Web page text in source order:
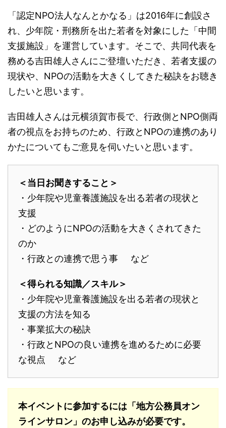
「認定NPO法人なんとかなる」は2016年に創設さ
れ、少年院・刑務所を出た若者を対象にした「中間
支援施設」を運営しています。そこで、共同代表を
務める吉田雄人さんにご登壇いただき、若者支援の
現状や、NPOの活動を大きくしてきた秘訣をお聴き
したいと思います。
吉田雄人さんは元横須賀市長で、行政側とNPO側両
者の視点をお持ちのため、行政とNPOの連携のあり
かたについてもご意見を伺いたいと思います。
＜当日お聞きすること＞
・少年院や児童養護施設を出る若者の現状と
支援
・どのようにNPOの活動を大きくされてきた
のか
・行政との連携で思う事 など
＜得られる知識／スキル＞
・少年院や児童養護施設を出る若者の現状と
支援の方法を知る
・事業拡大の秘訣
・行政とNPOの良い連携を進めるために必要
な視点 など
本イベントに参加するには「地方公務員オン
ラインサロン」のお申し込みが必要です。